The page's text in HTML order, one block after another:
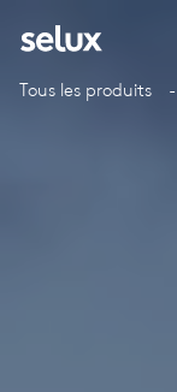
Tous les produits